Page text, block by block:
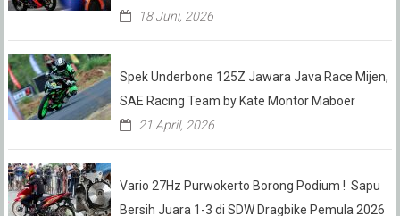
18 Juni, 2026
Spek Underbone 125Z Jawara Java Race Mijen,
SAE Racing Team by Kate Montor Maboer
21 April, 2026
Vario 27Hz Purwokerto Borong Podium ! Sapu
Bersih Juara 1-3 di SDW Dragbike Pemula 2026